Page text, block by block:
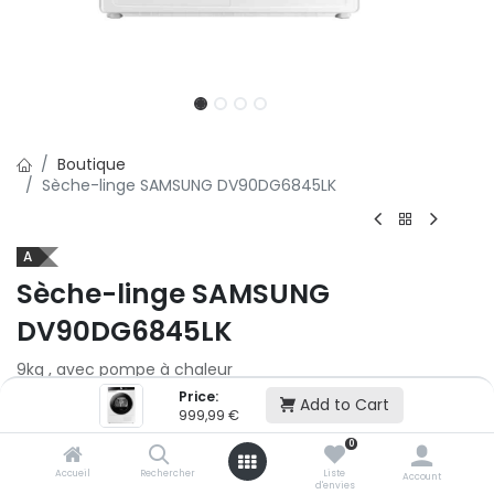
Price:
999,99 € Add to Cart
Accueil Rechercher
0
Liste
d'envies
Account
Boutique
Sèche-linge SAMSUNG DV90DG6845LK
A
Sèche-linge SAMSUNG
DV90DG6845LK
9kg , avec pompe à chaleur
€
Ajouter au panier